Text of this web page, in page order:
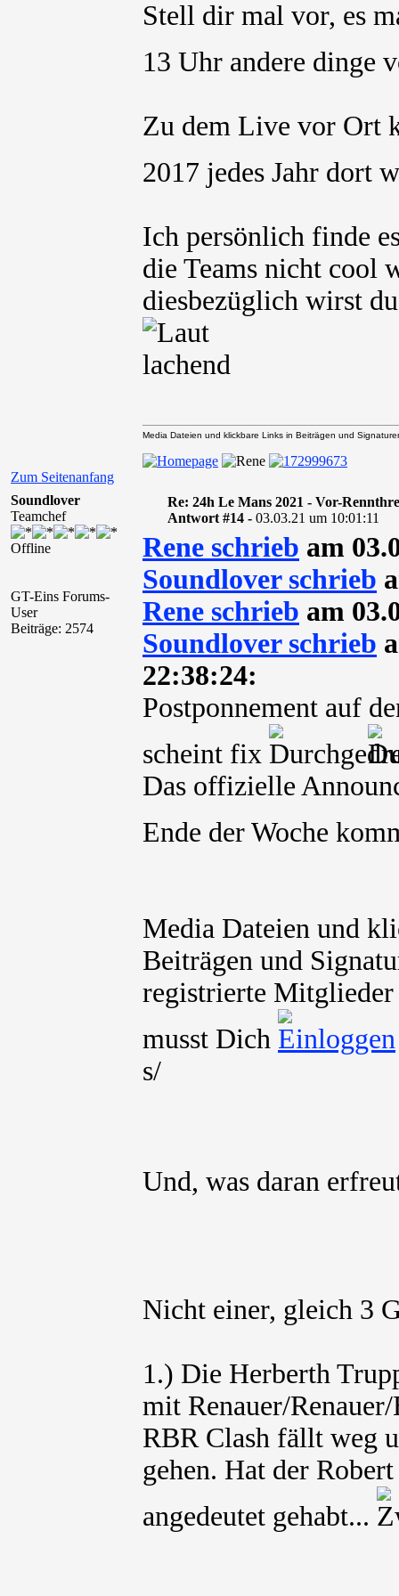
Stell dir mal vor, es
13 Uhr andere dinge
Zu dem Live vor Ort
2017 jedes Jahr dort
Ich persönlich finde
die Teams nicht cool
diesbezüglich wirst
Zum Seitenanfang
Media Dateien und klickbare Links in Beiträgen und
Soundlover
Teamchef
Offline
GT-Eins Forums-
User
Beiträge: 2574
Re: 24h Le Mans 2021 - Vor-
Antwort #14 - 03.03.21 um 10:01:11
Rene schrieb am
Soundlover schrieb
Rene schrieb am
Soundlover schrieb
22:38:24:
Postponnement auf
scheint fix
Das offizielle
Ende der Woche
Media Dateien und
Beiträgen und
registrierte
musst Dich
s/
Und, was daran
Nicht einer, gleich 3
1.) Die Herberth
mit Renauer/
RBR Clash fällt weg
gehen. Hat der
angedeutet gehabt...